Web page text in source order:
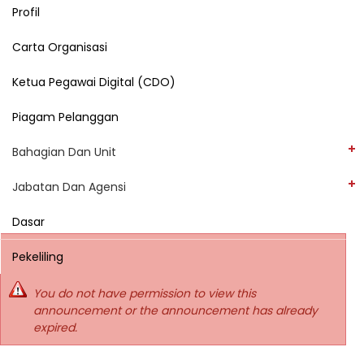
Profil
Carta Organisasi
Ketua Pegawai Digital (CDO)
Piagam Pelanggan
Bahagian Dan Unit
Jabatan Dan Agensi
Dasar
Pekeliling
You do not have permission to view this
announcement or the announcement has already
expired.